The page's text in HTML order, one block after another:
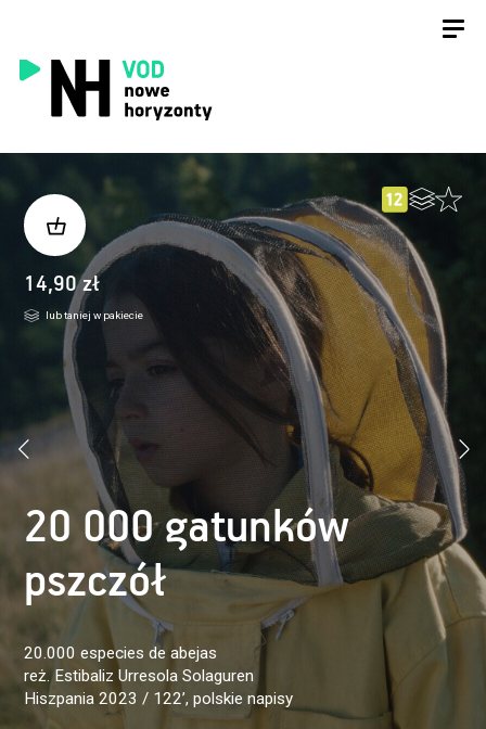
14,90 zł
lub taniej w pakiecie
20 000 gatunków
pszczół
20.000 especies de abejas
reż. Estibaliz Urresola Solaguren
Hiszpania 2023 / 122’, polskie napisy